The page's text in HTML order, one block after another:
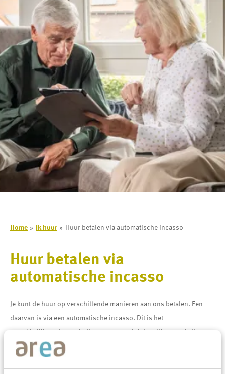
Home Ik huur Huur betalen via automatische incasso
Huur betalen via
automatische incasso
Je kunt de huur op verschillende manieren aan ons betalen. Een
daarvan is via een automatische incasso. Dit is het
gemakkelijkste. Je regelt dit met een machtiging. Hierna schrijven
wij de huur iedere maand automatisch en op tijd van jouw rekening
af.